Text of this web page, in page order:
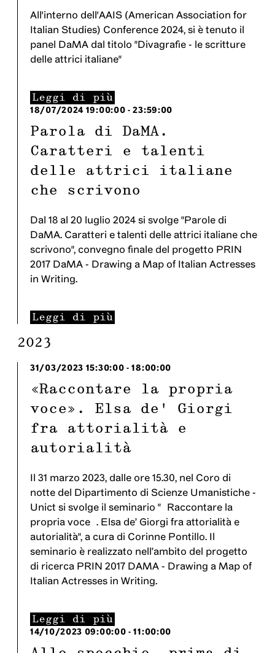
All'interno dell'AAIS (American Association for
Italian Studies) Conference 2024, si è tenuto il
panel DaMA dal titolo "Divagrafie - le scritture
delle attrici italiane"
Leggi di più
18/07/2024 19:00:00 -23:59:00
Parola di DaMA.
Caratteri e talenti
delle attrici italiane
che scrivono
Dal 18 al 20 luglio 2024 si svolge "Parole di
DaMA. Caratteri e talenti delle attrici italiane che
scrivono", convegno finale del progetto PRIN
2017 DaMA - Drawing a Map of Italian Actresses
in Writing.
Leggi di più
2023
31/03/2023 15:30:00 -18:00:00
«Raccontare la propria
voce». Elsa de’ Giorgi
fra attorialità e
autorialità
Il 31 marzo 2023, dalle ore 15.30, nel Coro di
notte del Dipartimento di Scienze Umanistiche -
Unict si svolge il seminario "«Raccontare la
propria voce». Elsa de’ Giorgi fra attorialità e
autorialità", a cura di Corinne Pontillo. Il
seminario è realizzato nell’ambito del progetto
di ricerca PRIN 2017 DAMA - Drawing a Map of
Italian Actresses in Writing.
Leggi di più
14/10/2023 09:00:00 -11:00:00